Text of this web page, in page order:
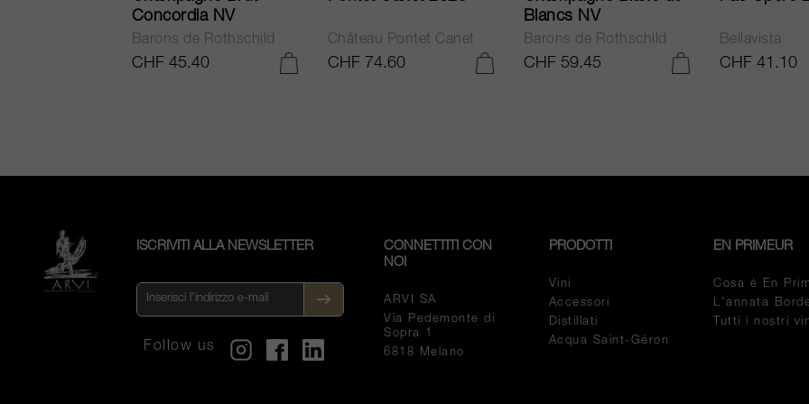
Concordia NV
Barons de Rothschild
CHF 45.40
Château Pontet Canet
CHF 74.60
Blancs NV
Barons de Rothschild
CHF 59.45
Bellavista
CHF 41.10
ISCRIVITI ALLA NEWSLETTER
Follow us
CONNETTITI CON
NOI
ARVI SA
Via Pedemonte di
Sopra 1
6818 Melano
PRODOTTI
Vini
Accessori
Distillati
Acqua Saint-Géron
EN PRIMEUR
Cosa é En
L'annata
Tutti i nostri